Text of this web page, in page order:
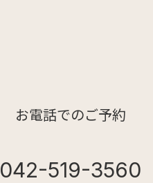
お電話でのご予約
042-519-3560